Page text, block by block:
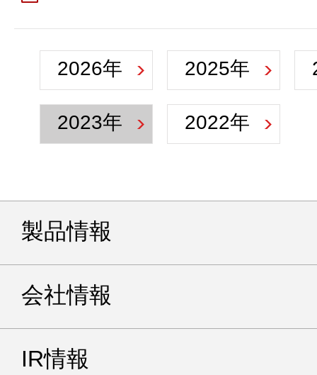
2026年 2025年
2023年 2022年
製品情報
会社情報
IR情報